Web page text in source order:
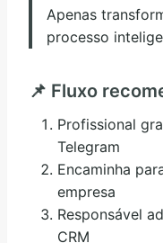
Apenas
processo
📌 Fluxo
Profissional
Telegram
Encaminha
empresa
Responsável
CRM